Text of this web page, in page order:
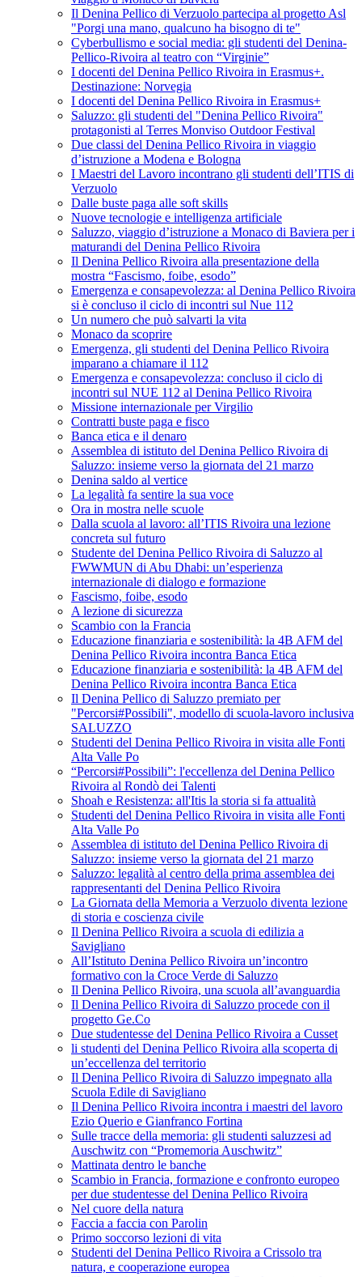
Il Denina Pellico di Verzuolo partecipa al progetto Asl
"Porgi una mano, qualcuno ha bisogno di te"
Cyberbullismo e social media: gli studenti del Denina-
Pellico-Rivoira al teatro con “Virginie”
I docenti del Denina Pellico Rivoira in Erasmus+.
Destinazione: Norvegia
I docenti del Denina Pellico Rivoira in Erasmus+
Saluzzo: gli studenti del "Denina Pellico Rivoira"
protagonisti al Terres Monviso Outdoor Festival
Due classi del Denina Pellico Rivoira in viaggio
d’istruzione a Modena e Bologna
I Maestri del Lavoro incontrano gli studenti dell’ITIS di
Verzuolo
Dalle buste paga alle soft skills
Nuove tecnologie e intelligenza artificiale
Saluzzo, viaggio d’istruzione a Monaco di Baviera per i
maturandi del Denina Pellico Rivoira
Il Denina Pellico Rivoira alla presentazione della
mostra “Fascismo, foibe, esodo”
Emergenza e consapevolezza: al Denina Pellico Rivoira
si è concluso il ciclo di incontri sul Nue 112
Un numero che può salvarti la vita
Monaco da scoprire
Emergenza, gli studenti del Denina Pellico Rivoira
imparano a chiamare il 112
Emergenza e consapevolezza: concluso il ciclo di
incontri sul NUE 112 al Denina Pellico Rivoira
Missione internazionale per Virgilio
Contratti buste paga e fisco
Banca etica e il denaro
Assemblea di istituto del Denina Pellico Rivoira di
Saluzzo: insieme verso la giornata del 21 marzo
Denina saldo al vertice
La legalità fa sentire la sua voce
Ora in mostra nelle scuole
Dalla scuola al lavoro: all’ITIS Rivoira una lezione
concreta sul futuro
Studente del Denina Pellico Rivoira di Saluzzo al
FWWMUN di Abu Dhabi: un’esperienza
internazionale di dialogo e formazione
Fascismo, foibe, esodo
A lezione di sicurezza
Scambio con la Francia
Educazione finanziaria e sostenibilità: la 4B AFM del
Denina Pellico Rivoira incontra Banca Etica
Educazione finanziaria e sostenibilità: la 4B AFM del
Denina Pellico Rivoira incontra Banca Etica
Il Denina Pellico di Saluzzo premiato per
"Percorsi#Possibili", modello di scuola-lavoro inclusiva
SALUZZO
Studenti del Denina Pellico Rivoira in visita alle Fonti
Alta Valle Po
“Percorsi#Possibili”: l'eccellenza del Denina Pellico
Rivoira al Rondò dei Talenti
Shoah e Resistenza: all'Itis la storia si fa attualità
Studenti del Denina Pellico Rivoira in visita alle Fonti
Alta Valle Po
Assemblea di istituto del Denina Pellico Rivoira di
Saluzzo: insieme verso la giornata del 21 marzo
Saluzzo: legalità al centro della prima assemblea dei
rappresentanti del Denina Pellico Rivoira
La Giornata della Memoria a Verzuolo diventa lezione
di storia e coscienza civile
Il Denina Pellico Rivoira a scuola di edilizia a
Savigliano
All’Istituto Denina Pellico Rivoira un’incontro
formativo con la Croce Verde di Saluzzo
Il Denina Pellico Rivoira, una scuola all’avanguardia
Il Denina Pellico Rivoira di Saluzzo procede con il
progetto Ge.Co
Due studentesse del Denina Pellico Rivoira a Cusset
li studenti del Denina Pellico Rivoira alla scoperta di
un’eccellenza del territorio
Il Denina Pellico Rivoira di Saluzzo impegnato alla
Scuola Edile di Savigliano
Il Denina Pellico Rivoira incontra i maestri del lavoro
Ezio Querio e Gianfranco Fortina
Sulle tracce della memoria: gli studenti saluzzesi ad
Auschwitz con “Promemoria Auschwitz”
Mattinata dentro le banche
Scambio in Francia, formazione e confronto europeo
per due studentesse del Denina Pellico Rivoira
Nel cuore della natura
Faccia a faccia con Parolin
Primo soccorso lezioni di vita
Studenti del Denina Pellico Rivoira a Crissolo tra
natura, e cooperazione europea